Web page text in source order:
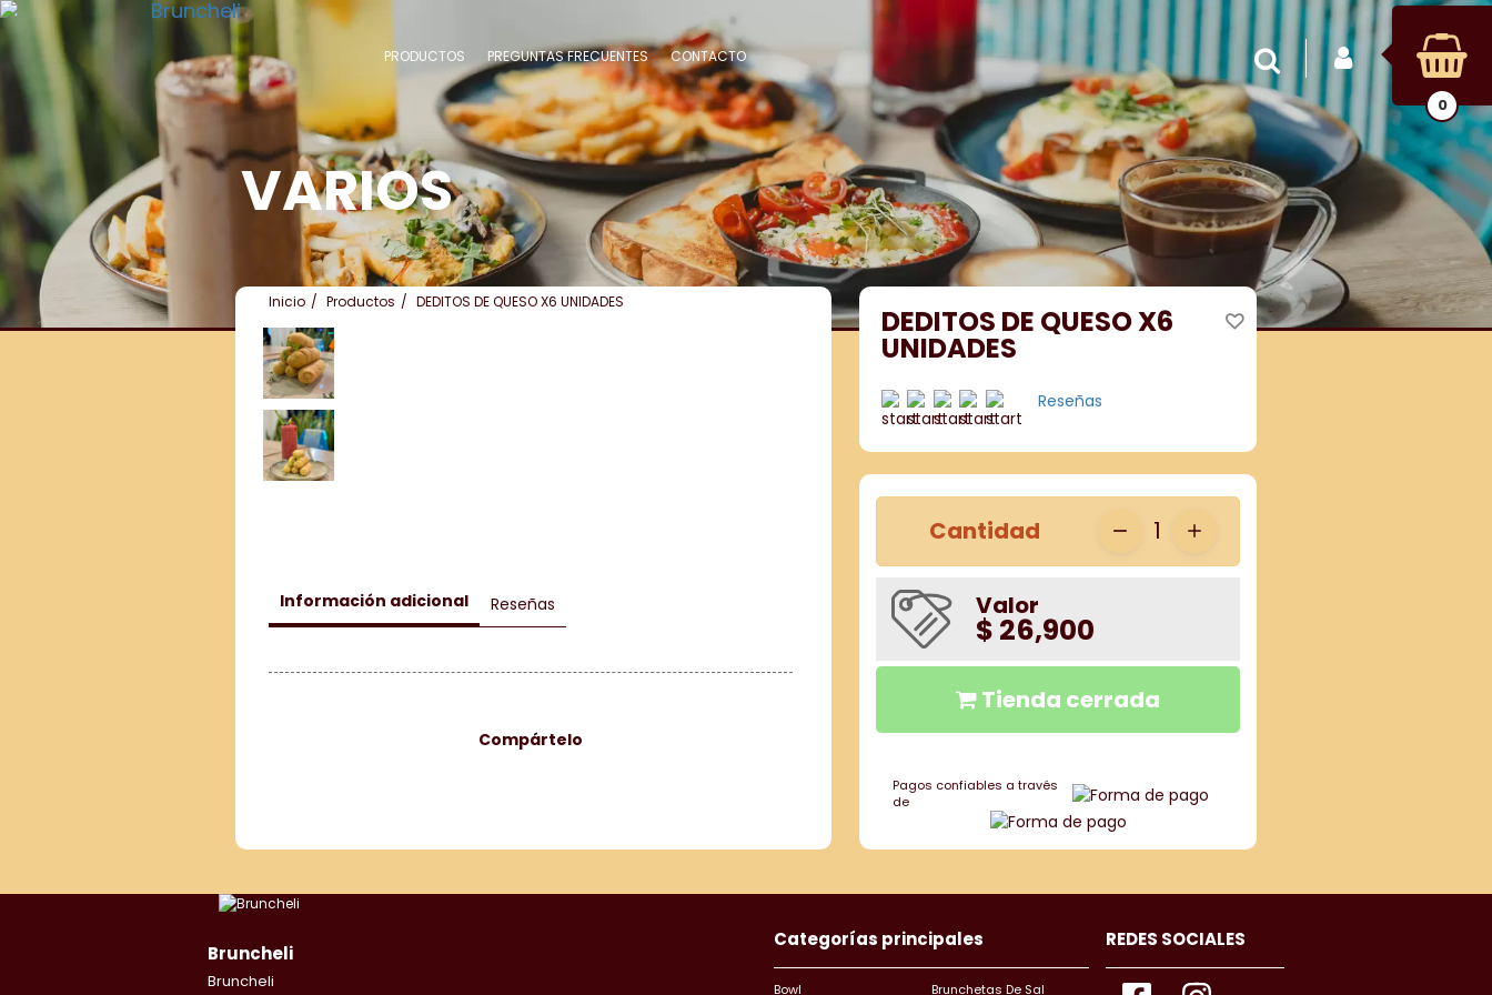
PRODUCTOS PREGUNTAS FRECUENTES CONTACTO INICIAR SESIÓN
Buscar
0
VARIOS
Inicio Productos DEDITOS DE QUESO X6 UNIDADES
Información adicional Reseñas
Compártelo
DEDITOS DE QUESO X6
UNIDADES
Reseñas
Cantidad 1
Valor
$ 26,900
Tienda cerrada
Pagos confiables a través
de
Bruncheli
Bruncheli
Categorías principales
Bowl Brunchetas De Sal
REDES SOCIALES